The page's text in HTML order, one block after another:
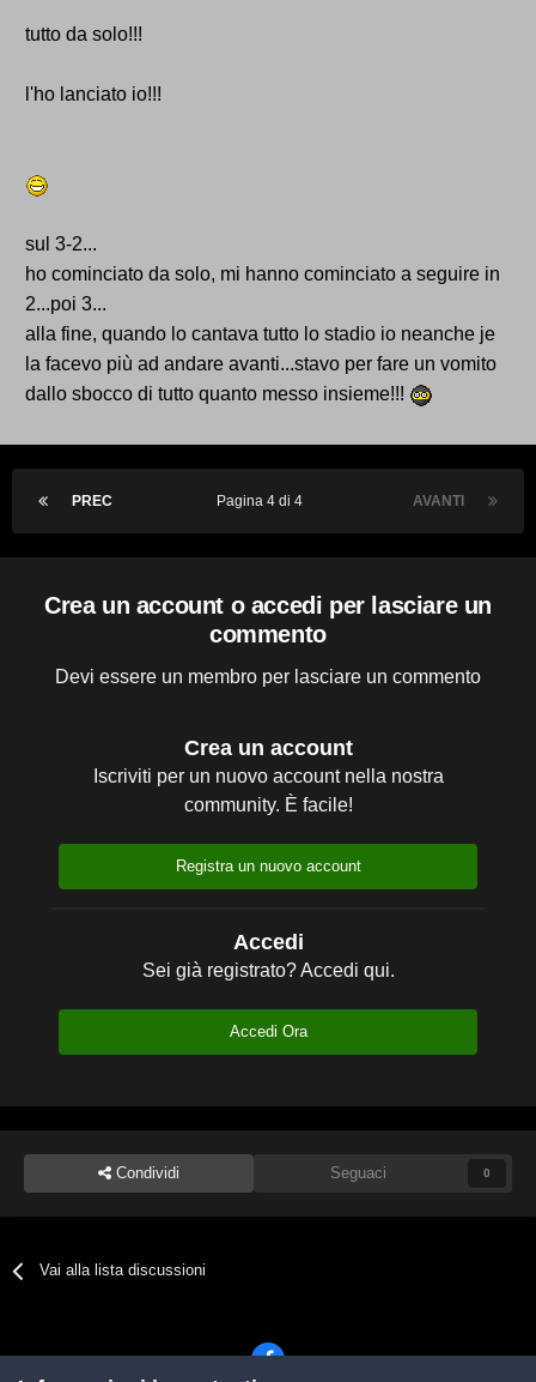
tutto da solo!!!
l'ho lanciato io!!!
sul 3-2...
ho cominciato da solo, mi hanno cominciato a seguire in
2...poi 3...
alla fine, quando lo cantava tutto lo stadio io neanche je
la facevo più ad andare avanti...stavo per fare un vomito
dallo sbocco di tutto quanto messo insieme!!!
PREC AVANTI
Pagina 4 di 4
Crea un account o accedi per lasciare un
commento
Devi essere un membro per lasciare un commento
Crea un account
Iscriviti per un nuovo account nella nostra
community. È facile!
Registra un nuovo account
Accedi
Sei già registrato? Accedi qui.
Accedi Ora
Condividi Seguaci 0
Vai alla lista discussioni